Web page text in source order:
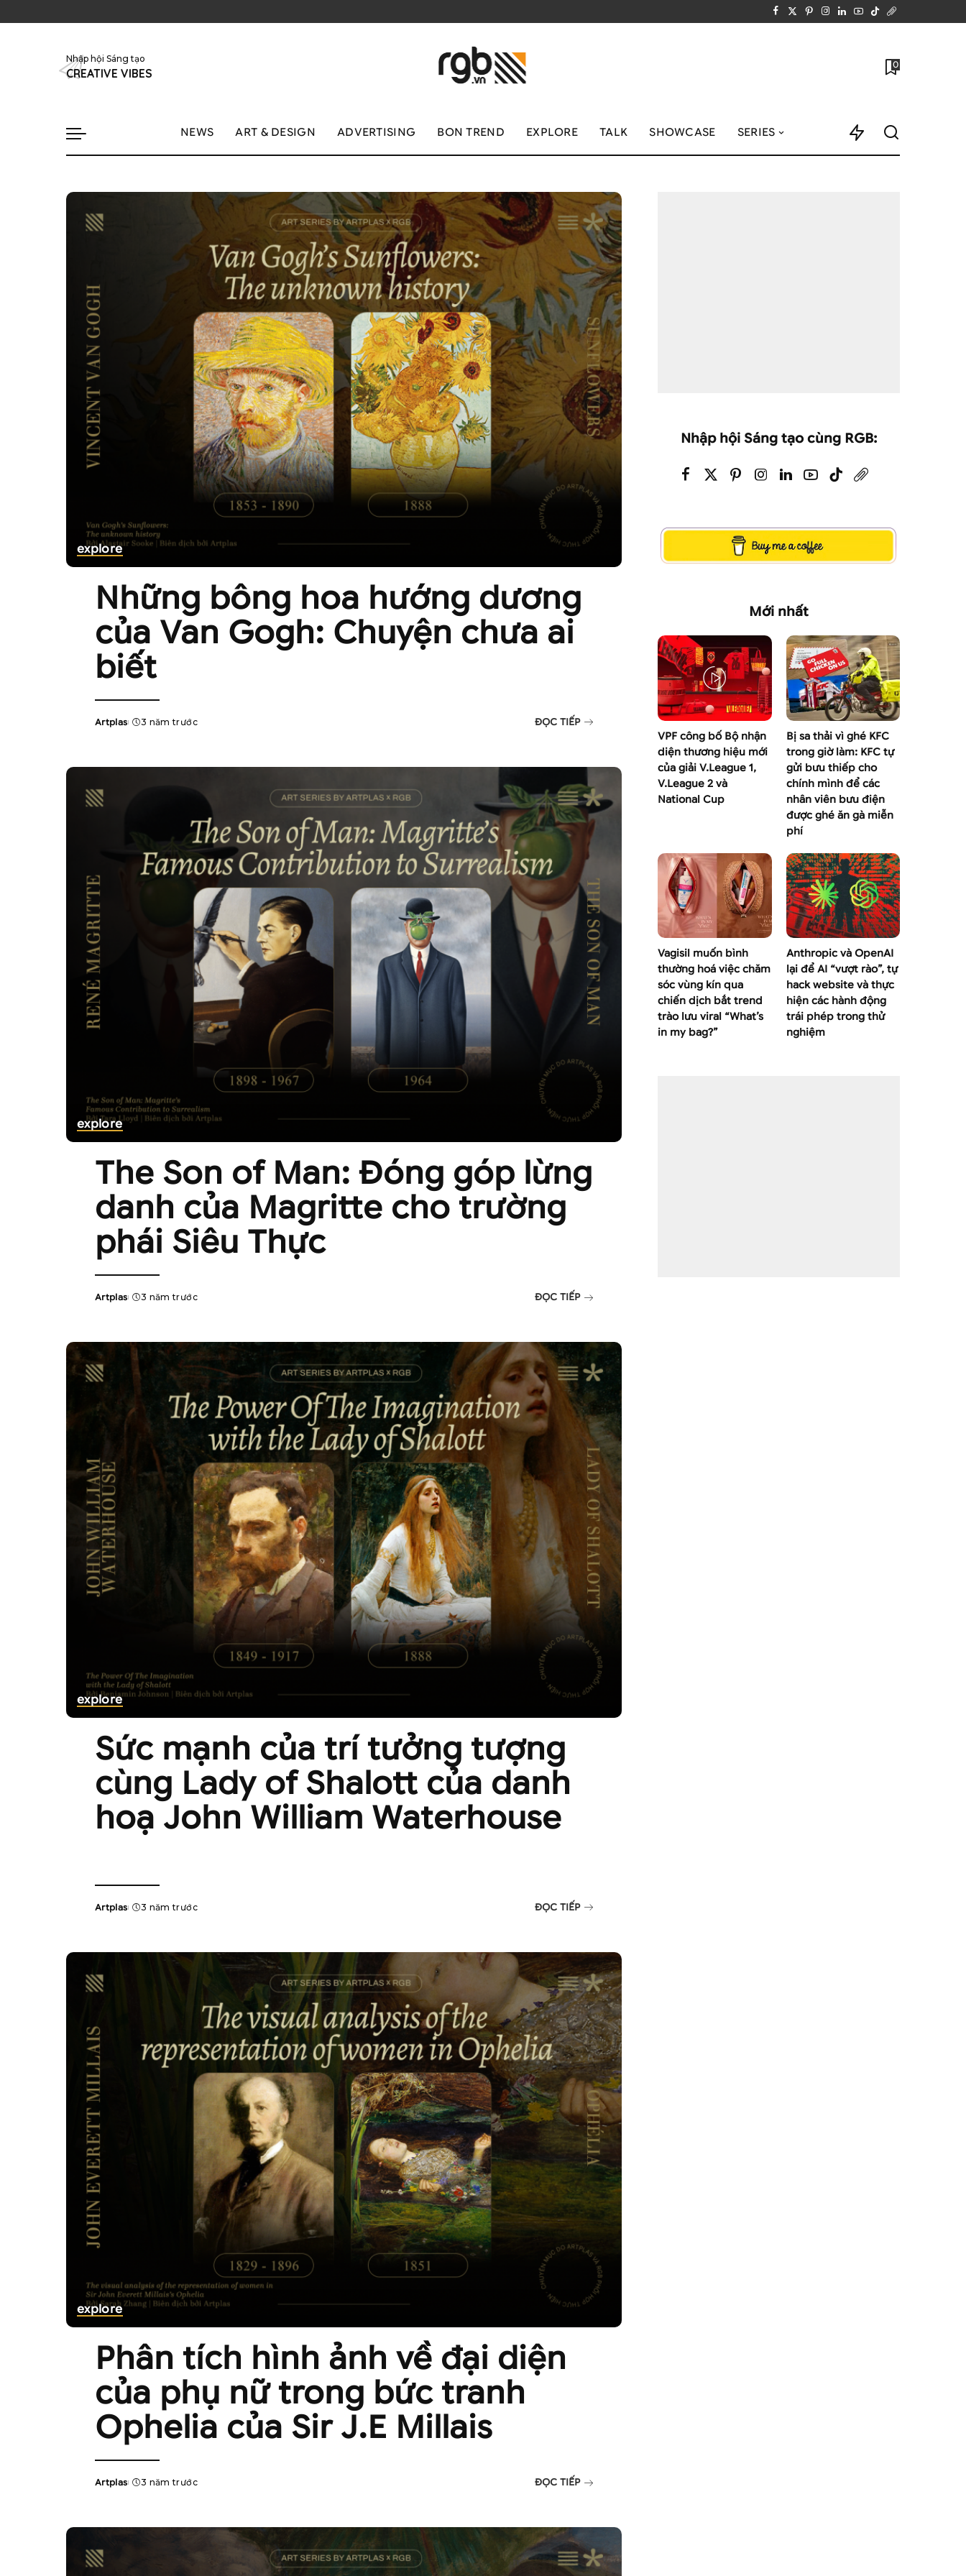
Nhập hội Sáng tạo
CREATIVE VIBES
0
NEWS ART & DESIGN ADVERTISING BON TREND EXPLORE TALK SHOWCASE SERIES
explore
Những bông hoa hướng dương
của Van Gogh: Chuyện chưa ai
biết
Posted
Artplas 3 năm trước ĐỌC TIẾP
explore
The Son of Man: Đóng góp lừng
danh của Magritte cho trường
phái Siêu Thực
Posted
Artplas 3 năm trước ĐỌC TIẾP
explore
Sức mạnh của trí tưởng tượng
cùng Lady of Shalott của danh
hoạ John William Waterhouse
Posted
Artplas 3 năm trước ĐỌC TIẾP
explore
Phân tích hình ảnh về đại diện
của phụ nữ trong bức tranh
Ophelia của Sir J.E Millais
Posted
Artplas 3 năm trước ĐỌC TIẾP
Nhập hội Sáng tạo cùng RGB:
Mới nhất
VPF công bố Bộ nhận
diện thương hiệu mới
của giải V.League 1,
V.League 2 và
National Cup
Bị sa thải vì ghé KFC
trong giờ làm: KFC tự
gửi bưu thiếp cho
chính mình để các
nhân viên bưu điện
được ghé ăn gà miễn
phí
Vagisil muốn bình
thường hoá việc chăm
sóc vùng kín qua
chiến dịch bắt trend
trào lưu viral “What’s
in my bag?”
Anthropic và OpenAI
lại để AI “vượt rào”, tự
hack website và thực
hiện các hành động
trái phép trong thử
nghiệm